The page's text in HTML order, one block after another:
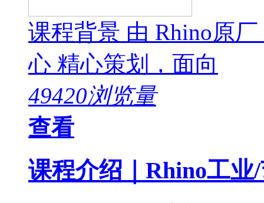
课程背景 由 Rhino原
心 精心策划，面向
49420浏览量
查看
课程介绍｜Rhino工